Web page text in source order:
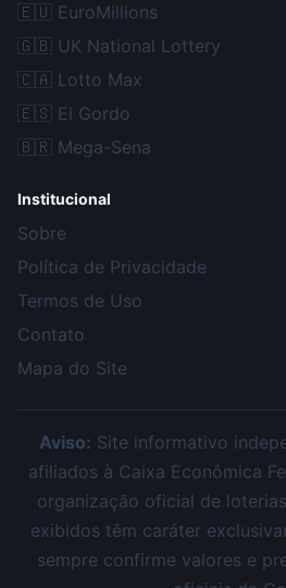
🇪🇺 EuroMillions
🇬🇧 UK National Lottery
🇨🇦 Lotto Max
🇪🇸 El Gordo
🇧🇷 Mega-Sena
Institucional
Sobre
Política de Privacidade
Termos de Uso
Contato
Mapa do Site
Aviso: Site informativo
afiliados à Caixa Econômica
organização oficial de
exibidos têm caráter
sempre confirme valores e